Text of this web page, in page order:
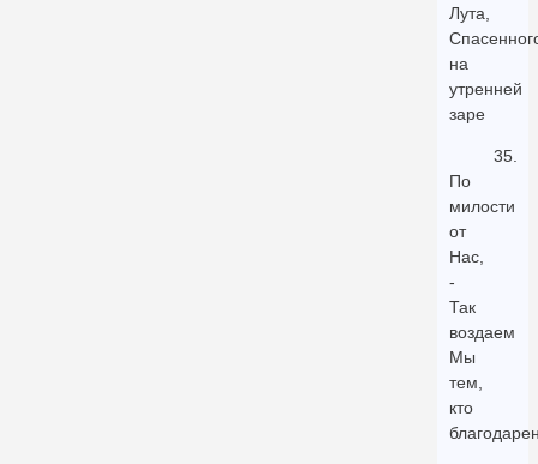
Лута,
на
утренней
заре
35.
По
милости
от
Нас,
-
Так
воздаем
Мы
тем,
кто